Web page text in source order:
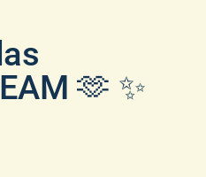
🫶 ✨